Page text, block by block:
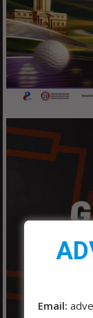
Email: